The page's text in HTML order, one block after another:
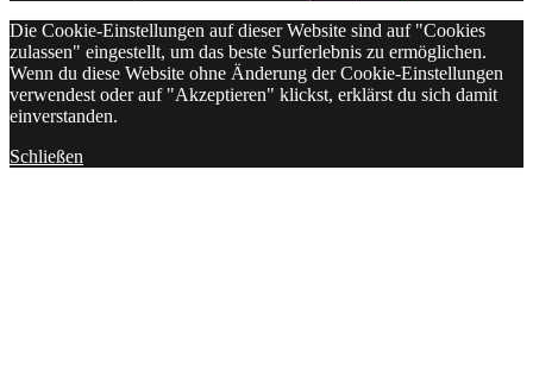
Die Cookie-Einstellungen auf dieser Website sind auf "Cookies
zulassen" eingestellt, um das beste Surferlebnis zu ermöglichen.
Wenn du diese Website ohne Änderung der Cookie-Einstellungen
verwendest oder auf "Akzeptieren" klickst, erklärst du sich damit
einverstanden.
Schließen